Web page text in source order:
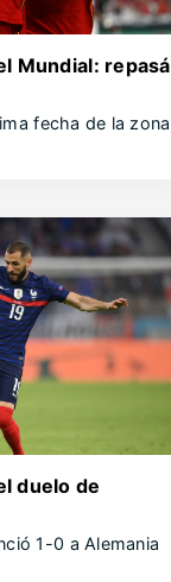
Mundial: repasá
fecha de la zona
duelo de
1-0 a Alemania